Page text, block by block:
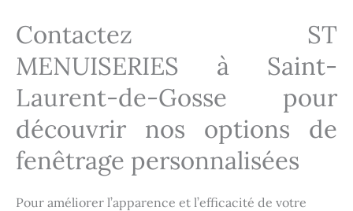
Contactez ST
MENUISERIES à Saint-
Laurent-de-Gosse pour
découvrir nos options de
fenêtrage personnalisées
Pour améliorer l’apparence et l’efficacité de votre